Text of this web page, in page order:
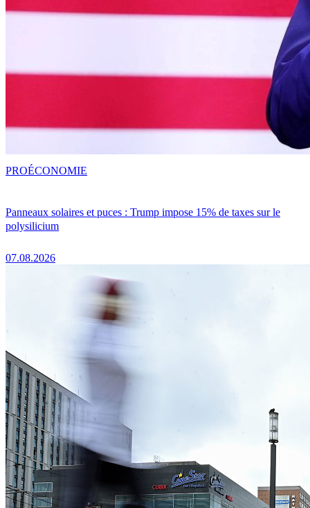
Panneaux solaires et puces : Trump impose 15% de taxes sur le
polysilicium
07.08.2026
PROÉCONOMIE